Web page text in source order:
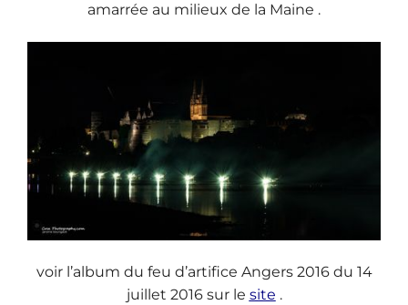
amarrée au milieux de la Maine .
voir l’album du feu d’artifice Angers 2016 du 14
juillet 2016 sur le site .